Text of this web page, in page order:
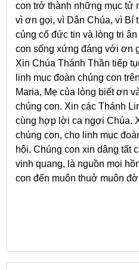
con trở thành những mục tử
vì ơn gọi, vì Dân Chúa, vì Bí
củng cố đức tin và lòng tri
con sống xứng đáng với ơn
Xin Chúa Thánh Thần tiếp
linh mục đoàn chúng con
Maria, Mẹ của lòng biết ơn
chúng con. Xin các Thánh
cùng hợp lời ca ngợi Chúa.
chúng con, cho linh mục
hội. Chúng con xin dâng tất
vinh quang, là nguồn mọi
con đến muôn thuở muôn